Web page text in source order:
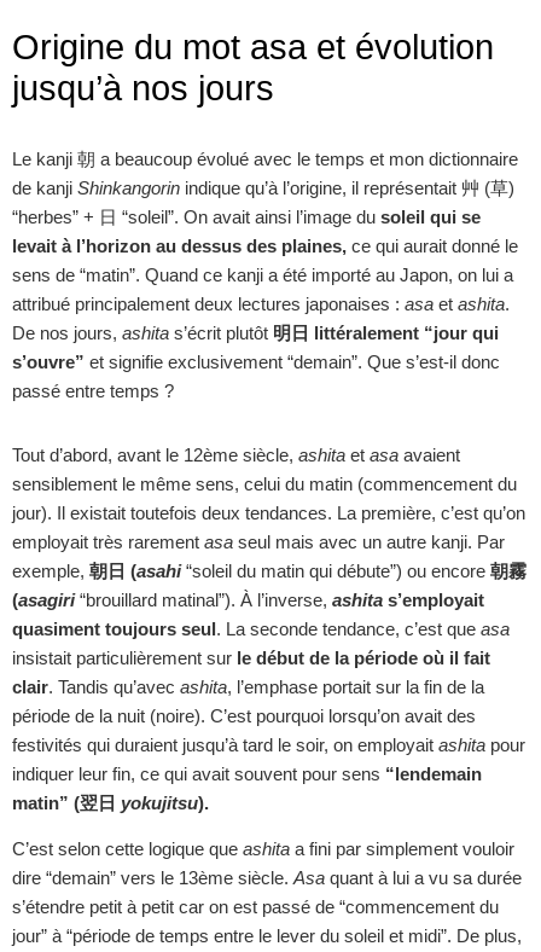
Origine du mot asa et évolution
jusqu’à nos jours
Le kanji 朝 a beaucoup évolué avec le temps et mon dictionnaire
de kanji Shinkangorin indique qu’à l’origine, il représentait 艸 (草)
“herbes” + 日 “soleil”. On avait ainsi l’image du soleil qui se
levait à l’horizon au dessus des plaines, ce qui aurait donné le
sens de “matin”. Quand ce kanji a été importé au Japon, on lui a
attribué principalement deux lectures japonaises : asa et ashita.
De nos jours, ashita s’écrit plutôt 明日 littéralement “jour qui
s’ouvre” et signifie exclusivement “demain”. Que s’est-il donc
passé entre temps ?
Tout d’abord, avant le 12ème siècle, ashita et asa avaient
sensiblement le même sens, celui du matin (commencement du
jour). Il existait toutefois deux tendances. La première, c’est qu’on
employait très rarement asa seul mais avec un autre kanji. Par
exemple, 朝日 (asahi“soleil du matin qui débute”) ou encore 朝霧
(asagiri“brouillard matinal”). À l’inverse, ashita s’employait
quasiment toujours seul. La seconde tendance, c’est que asa
insistait particulièrement sur le début de la période où il fait
clair. Tandis qu’avec ashita, l’emphase portait sur la fin de la
période de la nuit (noire). C’est pourquoi lorsqu’on avait des
festivités qui duraient jusqu’à tard le soir, on employait ashita pour
indiquer leur fin, ce qui avait souvent pour sens “lendemain
matin” (翌日 yokujitsu).
C’est selon cette logique que ashita a fini par simplement vouloir
dire “demain” vers le 13ème siècle. Asa quant à lui a vu sa durée
s’étendre petit à petit car on est passé de “commencement du
jour” à “période de temps entre le lever du soleil et midi”. De plus,